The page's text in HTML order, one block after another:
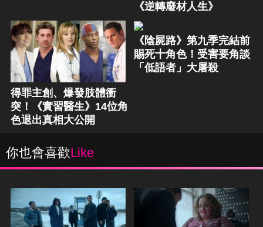
《逆轉廢材人生》
得罪主創、爆發肢體衝
突！《實習醫生》14位角
色退出真相大公開
《陰屍路》第九季完結前
賜死十角色！受害要角談
「低語者」大屠殺
你也會喜歡Like